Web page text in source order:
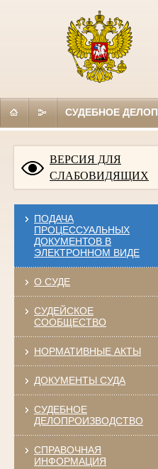
СУДЕБНОЕ
ВЕРСИЯ ДЛЯ
СЛАБОВИДЯЩИХ
ПОДАЧА
ПРОЦЕССУАЛЬНЫХ
ДОКУМЕНТОВ В
ЭЛЕКТРОННОМ ВИДЕ
О СУДЕ
СУДЕЙСКОЕ
СООБЩЕСТВО
НОРМАТИВНЫЕ АКТЫ
ДОКУМЕНТЫ СУДА
СУДЕБНОЕ
ДЕЛОПРОИЗВОДСТВО
СПРАВОЧНАЯ
ИНФОРМАЦИЯ